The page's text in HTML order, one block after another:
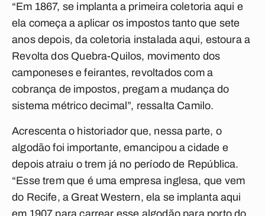
“Em 1867, se implanta a primeira coletoria aqui e
ela começa a aplicar os impostos tanto que sete
anos depois, da coletoria instalada aqui, estoura a
Revolta dos Quebra-Quilos, movimento dos
camponeses e feirantes, revoltados com a
cobrança de impostos, pregam a mudança do
sistema métrico decimal”, ressalta Camilo.
Acrescenta o historiador que, nessa parte, o
algodão foi importante, emancipou a cidade e
depois atraiu o trem já no período de República.
“Esse trem que é uma empresa inglesa, que vem
do Recife, a Great Western, ela se implanta aqui
em 1907 para carrear esse algodão para porto do